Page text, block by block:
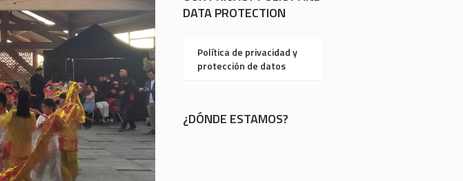
DATA PROTECTION
Política de privacidad y
protección de datos
¿DÓNDE ESTAMOS?